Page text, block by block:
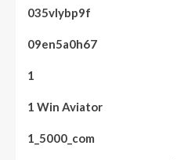
035vlybp9f
09en5a0h67
1
1 Win Aviator
1_5000_com